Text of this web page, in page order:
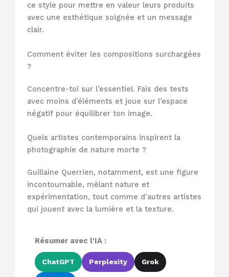
ce style pour mettre en valeur leurs produits
avec une esthétique soignée et un message
clair.
Comment éviter les compositions surchargées
?
Concentre-toi sur l’essentiel. Fais des tests
avec moins d’éléments et joue sur l’espace
négatif pour équilibrer ton image.
Quels artistes contemporains inspirent la
photographie de nature morte ?
Guillaine Querrien, notamment, est une figure
incontournable, mêlant nature et
expérimentation, tout comme d’autres artistes
qui jouent avec la lumière et la texture.
Résumer avec l'IA :
ChatGPT Perplexity Grok